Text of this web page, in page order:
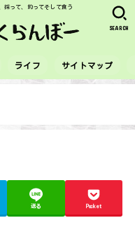
採って、釣ってそして食う
ライフ サイトマップ
SEARCH
送る Pocket